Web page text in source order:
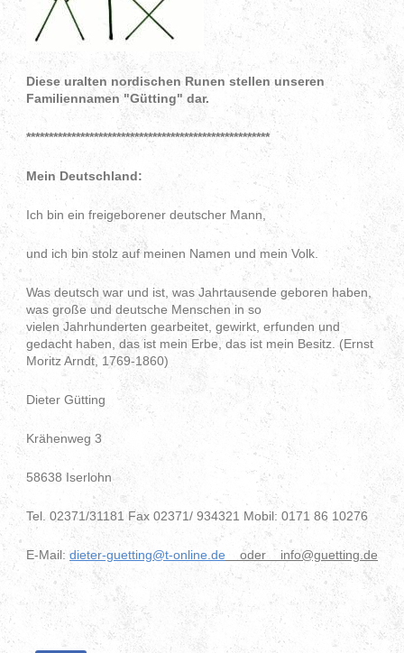
Diese uralten nordischen Runen stellen unseren
Familiennamen "Gütting" dar.
******************************************************
Mein Deutschland:
Ich bin ein freigeborener deutscher Mann,
und ich bin stolz auf meinen Namen und mein Volk.
Was deutsch war und ist, was Jahrtausende geboren haben,
was große und deutsche Menschen in so
vielen Jahrhunderten gearbeitet, gewirkt, erfunden und
gedacht haben, das ist mein Erbe, das ist mein Besitz. (Ernst
Moritz Arndt, 1769-1860)
Dieter Gütting
Krähenweg 3
58638 Iserlohn
Tel. 02371/31181 Fax 02371/ 934321 Mobil: 0171 86 10276
E-Mail:dieter-guetting@t-online.de oder info@guetting.de